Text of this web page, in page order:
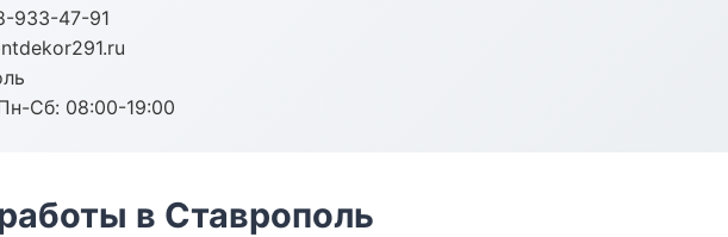
933-47-91
Сб: 08:00-19:00
в Ставрополь